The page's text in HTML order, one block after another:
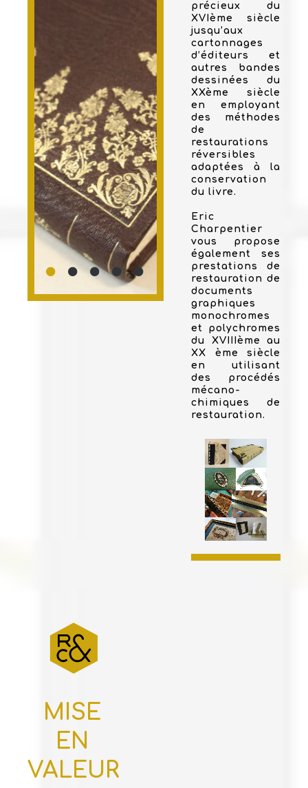
précieux du
XVIème siècle
jusqu’aux
cartonnages
d’éditeurs et
autres bandes
dessinées du
XXème siècle
en employant
des méthodes
de
restaurations
réversibles
adaptées à la
conservation
du livre.
Eric
Charpentier
vous propose
également ses
prestations de
restauration de
documents
graphiques
monochromes
et polychromes
du XVIIIème au
XX ème siècle
en utilisant
des procédés
mécano-
chimiques de
restauration.
MISE
EN
VALEUR